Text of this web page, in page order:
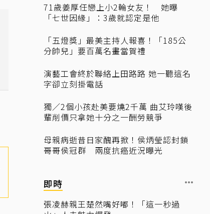
71歲姜厚任戀上小2輪女友！ 她曝
「七世因緣」：3歲就認定是他
「五燈獎」最美主持人報喜！「185公
分帥兒」要百萬名畫當賀禮
演藝工會終於聯絡上田路路 她一聽這名
字卻立刻掛電話
獨／2個小孩赴美要燒2千萬 曲艾玲嘆後
輩削價只拿她十分之一酬勞競爭
母親病逝昔日家醜再掀！侯炳瑩認封鎖
哥哥侯冠群 兩度抗癌近況曝光
即時
張凌赫親王楚然嘴好嘟！「這一秒過